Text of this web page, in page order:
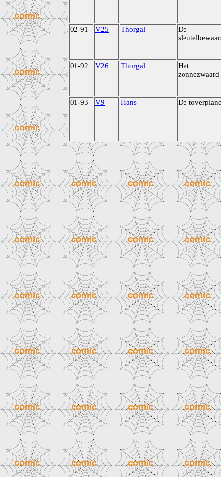
02-91 V25 Thorgal
De
01-92 V26 Thorgal
Het
zonnezwaard
01-93 V9 Hans De